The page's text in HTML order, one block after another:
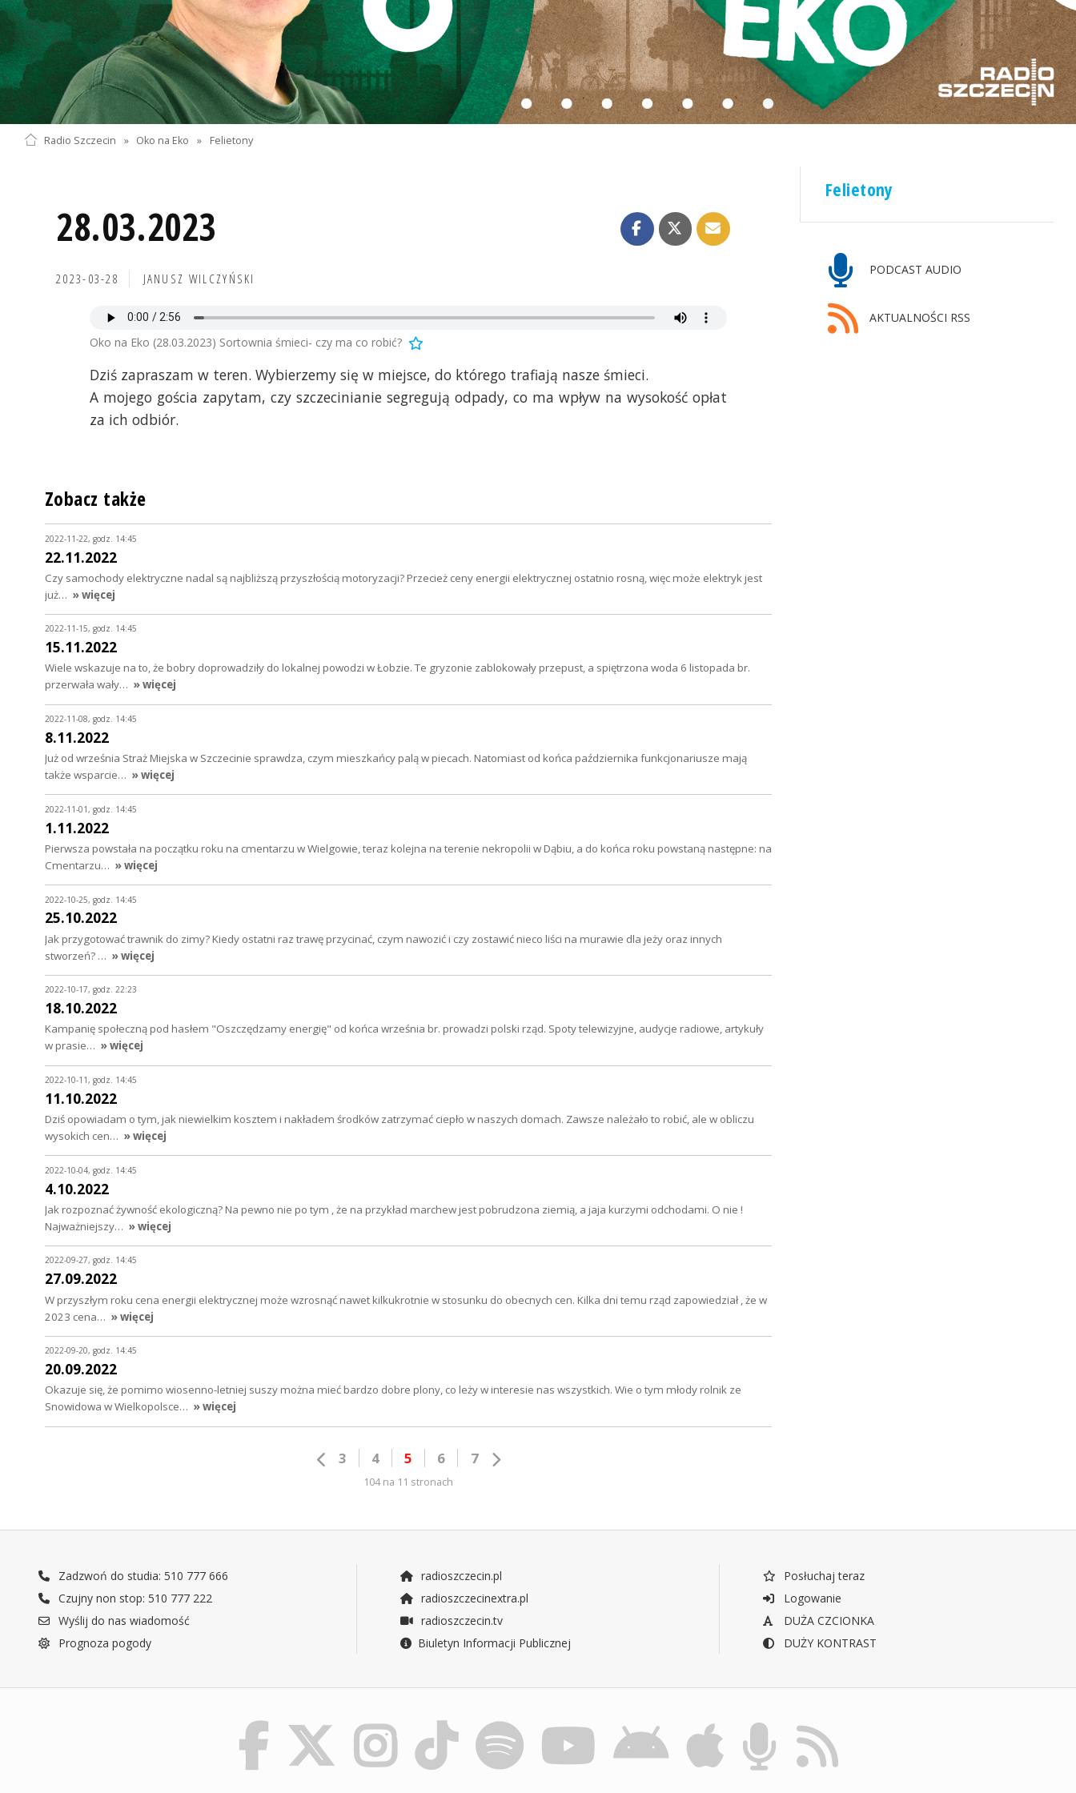
Radio Szczecin » Oko na Eko » Felietony
28.03.2023
2023-03-28 JANUSZ WILCZYŃSKI
Oko na Eko (28.03.2023) Sortownia śmieci- czy ma co robić?
Dziś zapraszam w teren. Wybierzemy się w miejsce, do którego trafiają nasze śmieci.
A mojego gościa zapytam, czy szczecinianie segregują odpady, co ma wpływ na wysokość opłat
za ich odbiór.
Felietony
PODCAST AUDIO
AKTUALNOŚCI RSS
Zobacz także
2022-11-22, godz. 14:45
22.11.2022
Czy samochody elektryczne nadal są najbliższą przyszłością motoryzacji? Przecież ceny energii elektrycznej ostatnio rosną, więc może elektryk jest
już… » więcej
2022-11-15, godz. 14:45
15.11.2022
Wiele wskazuje na to, że bobry doprowadziły do lokalnej powodzi w Łobzie. Te gryzonie zablokowały przepust, a spiętrzona woda 6 listopada br.
przerwała wały… » więcej
2022-11-08, godz. 14:45
8.11.2022
Już od września Straż Miejska w Szczecinie sprawdza, czym mieszkańcy palą w piecach. Natomiast od końca października funkcjonariusze mają
także wsparcie… » więcej
2022-11-01, godz. 14:45
1.11.2022
Pierwsza powstała na początku roku na cmentarzu w Wielgowie, teraz kolejna na terenie nekropolii w Dąbiu, a do końca roku powstaną następne: na
Cmentarzu… » więcej
2022-10-25, godz. 14:45
25.10.2022
Jak przygotować trawnik do zimy? Kiedy ostatni raz trawę przycinać, czym nawozić i czy zostawić nieco liści na murawie dla jeży oraz innych
stworzeń? … » więcej
2022-10-17, godz. 22:23
18.10.2022
Kampanię społeczną pod hasłem "Oszczędzamy energię" od końca września br. prowadzi polski rząd. Spoty telewizyjne, audycje radiowe, artykuły
w prasie… » więcej
2022-10-11, godz. 14:45
11.10.2022
Dziś opowiadam o tym, jak niewielkim kosztem i nakładem środków zatrzymać ciepło w naszych domach. Zawsze należało to robić, ale w obliczu
wysokich cen… » więcej
2022-10-04, godz. 14:45
4.10.2022
Jak rozpoznać żywność ekologiczną? Na pewno nie po tym , że na przykład marchew jest pobrudzona ziemią, a jaja kurzymi odchodami. O nie !
Najważniejszy… » więcej
2022-09-27, godz. 14:45
27.09.2022
W przyszłym roku cena energii elektrycznej może wzrosnąć nawet kilkukrotnie w stosunku do obecnych cen. Kilka dni temu rząd zapowiedział , że w
2023 cena… » więcej
2022-09-20, godz. 14:45
20.09.2022
Okazuje się, że pomimo wiosenno-letniej suszy można mieć bardzo dobre plony, co leży w interesie nas wszystkich. Wie o tym młody rolnik ze
Snowidowa w Wielkopolsce… » więcej
3 4 5 6 7
104 na 11 stronach
Zadzwoń do studia: 510 777 666
Czujny non stop: 510 777 222
Wyślij do nas wiadomość
Prognoza pogody
radioszczecin.pl
radioszczecinextra.pl
radioszczecin.tv
Biuletyn Informacji Publicznej
Posłuchaj teraz
Logowanie
DUŻA CZCIONKA
DUŻY KONTRAST